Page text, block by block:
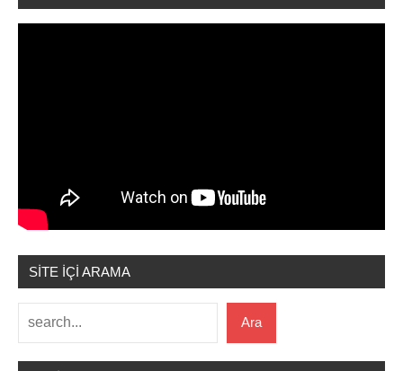
SİTE İÇİ ARAMA
Ara